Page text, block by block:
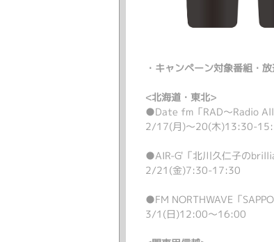
・キャンペーン対象番組・
<北海道・東北>
●Date fm「RAD～Radio All
2/17(月)～20(木)13:30-
●AIR-G'「北川久仁子の
2/21(金)7:30-17:30
●FM NORTHWAVE「
3/1(日)12:00～16:00